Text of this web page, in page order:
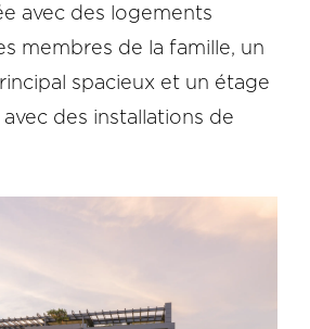
avec des logements
membres de la famille, un
spacieux et un étage
des installations de